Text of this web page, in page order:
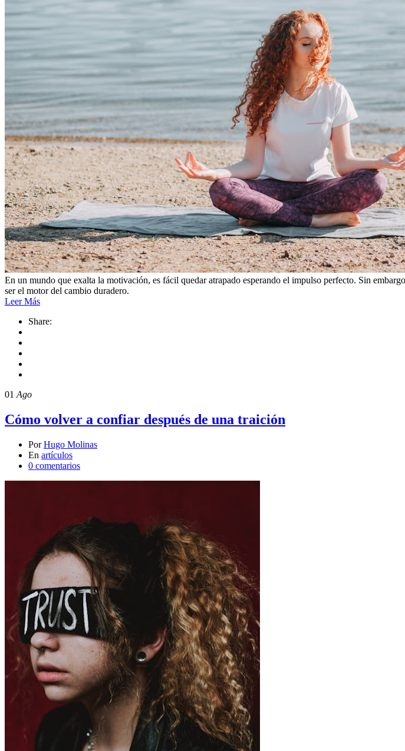
En un mundo que exalta la motivación, es fácil quedar atrapado esperando el impulso perfecto. Sin
ser el motor del cambio duradero.
Leer Más
Share:
01 Ago
Cómo volver a confiar después de una traición
Por Hugo Molinas
En artículos
0 comentarios